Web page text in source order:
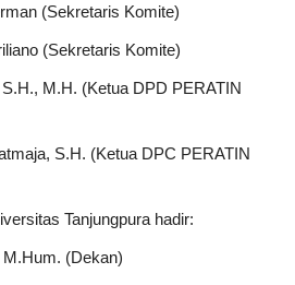
(Sekretaris Komite)
(Sekretaris Komite)
M.H. (Ketua DPD PERATIN
S.H. (Ketua DPC PERATIN
Tanjungpura hadir:
(Dekan)